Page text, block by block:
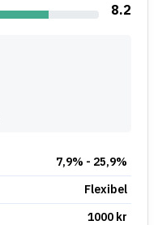
8.2
7,9% - 25,9%
Flexibel
1000 kr